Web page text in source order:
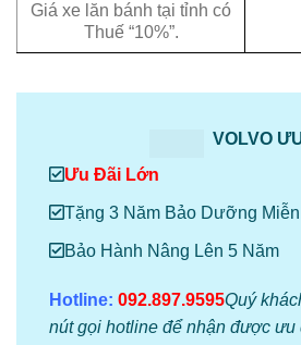
Giá xe lăn bánh tại tỉnh có
Thuế “10%”.
VOLVO
Ưu Đãi Lớn
Tặng 3 Năm Bảo Dưỡng
Bảo Hành Nâng Lên 5 Năm
Hotline: 092.897.9595Quý
nút gọi hotline để nhận được ưu